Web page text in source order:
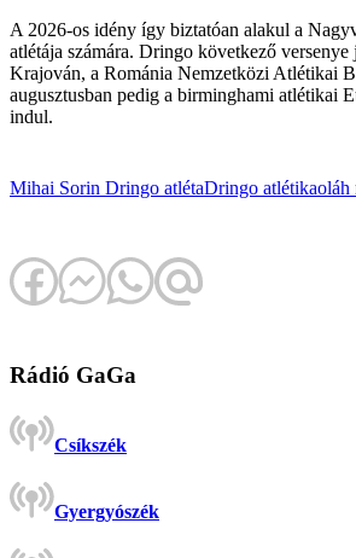
A 2026-os idény így biztatóan alakul a
atlétája számára. Dringo következő versenye
Krajován, a Románia Nemzetközi Atlétikai
augusztusban pedig a birminghami atlétikai
indul.
Mihai Sorin Dringo atlétaDringo atlétikaoláh
Rádió GaGa
Csíkszék
Gyergyószék